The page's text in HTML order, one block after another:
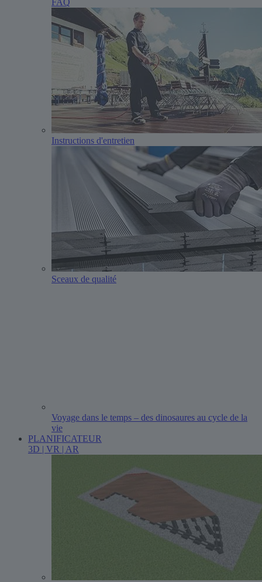
FAQ
Instructions d'entretien
Sceaux de qualité
Voyage dans le temps – des dinosaures au cycle de la
vie
PLANIFICATEUR
3D | VR | AR